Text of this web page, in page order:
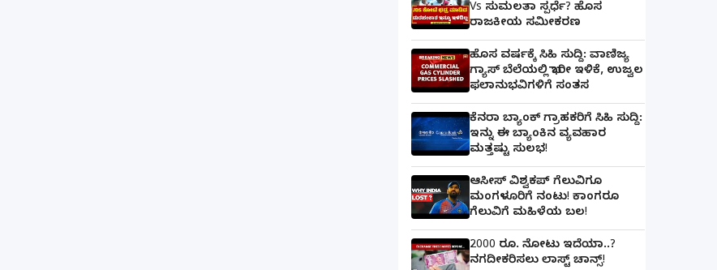
Vs ಸುಮಲತಾ ಸ್ಪರ್ಧೆ? ಹೊಸ
ರಾಜಕೀಯ ಸಮೀಕರಣ
ಹೊಸ ವರ್ಷಕ್ಕೆ ಸಿಹಿ ಸುದ್ದಿ: ವಾಣಿಜ್ಯ
ಗ್ಯಾಸ್‌ ಬೆಲೆಯಲ್ಲಿ ಭಾರೀ ಇಳಿಕೆ, ಉಜ್ವಲ
ಫಲಾನುಭವಿಗಳಿಗೆ ಸಂತಸ
ಕೆನರಾ ಬ್ಯಾಂಕ್‌ ಗ್ರಾಹಕರಿಗೆ ಸಿಹಿ ಸುದ್ದಿ:
ಇನ್ನು ಈ ಬ್ಯಾಂಕಿನ ವ್ಯವಹಾರ
ಮತ್ತಷ್ಟು ಸುಲಭ!
ಆಸೀಸ್ ವಿಶ್ವಕಪ್ ಗೆಲುವಿಗೂ
ಮಂಗಳೂರಿಗೆ ನಂಟು! ಕಾಂಗರೂ
ಗೆಲುವಿಗೆ ಮಹಿಳೆಯ ಬಲ!
2000 ರೂ. ನೋಟು ಇದೆಯಾ..?
ನಗದೀಕರಿಸಲು ಲಾಸ್ಟ್‌ ಚಾನ್ಸ್‌!